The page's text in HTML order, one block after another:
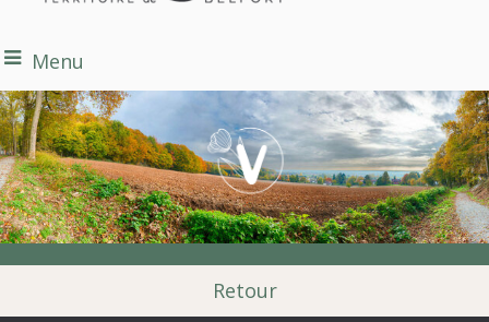
Menu
Retour